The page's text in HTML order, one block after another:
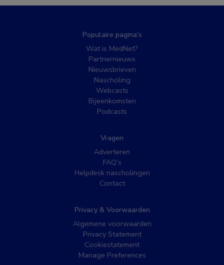
Populaire pagina’s
Wat is MedNet?
Partnernieuws
Nieuwsbrieven
Nascholing
Webcasts
Bijeenkomsten
Podcasts
Vragen
Adverteren
FAQ’s
Helpdesk nascholingen
Contact
Privacy & Voorwaarden
Algemene voorwaarden
Privacy Statement
Cookiestatement
Manage Preferences